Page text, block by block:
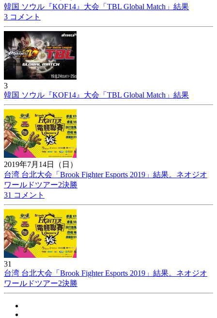
韓国 ソウル『KOF14』大会「TBL Global Match」結果
3 コメント
3
韓国 ソウル『KOF14』大会「TBL Global Match」結果
2019年7月14日（日）
台湾 台北大会「Brook Fighter Esports 2019」結果。ネオジオ
ワールドツアー2決勝
31 コメント
31
台湾 台北大会「Brook Fighter Esports 2019」結果。ネオジオ
ワールドツアー2決勝